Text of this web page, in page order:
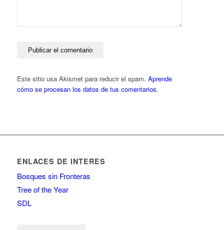
Este sitio usa Akismet para reducir el spam. Aprende
cómo se procesan los datos de tus comentarios.
ENLACES DE INTERES
Bosques sin Fronteras
Tree of the Year
SDL